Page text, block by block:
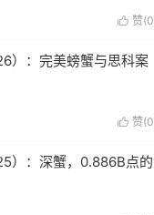
 赞(0
）：完美螃蟹与思科案
 赞(0
）：深蟹，0.886B点的